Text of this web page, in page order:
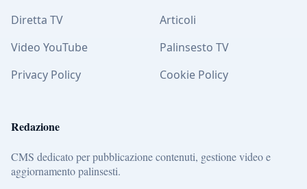
Diretta TV
Articoli
Video YouTube
Palinsesto TV
Privacy Policy
Cookie Policy
Redazione
CMS dedicato per pubblicazione contenuti, gestione video e
aggiornamento palinsesti.